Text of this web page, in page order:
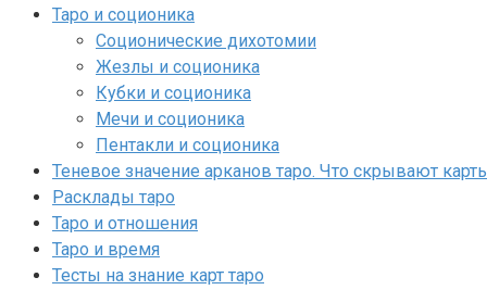
Таро и соционика
Соционические дихотомии
Жезлы и соционика
Кубки и соционика
Мечи и соционика
Пентакли и соционика
Теневое значение арканов таро. Что скрывают
Расклады таро
Таро и отношения
Таро и время
Тесты на знание карт таро